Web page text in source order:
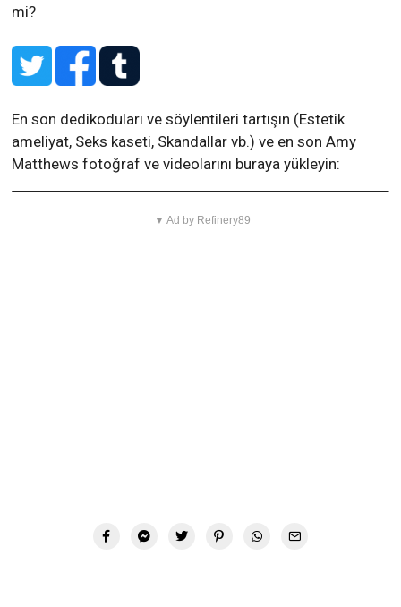
mi?
En son dedikoduları ve söylentileri tartışın (Estetik
ameliyat, Seks kaseti, Skandallar vb.) ve en son Amy
Matthews fotoğraf ve videolarını buraya yükleyin:
▼ Ad by Refinery89